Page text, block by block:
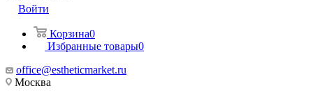
Войти
Корзина0
Избранные товары0
office@estheticmarket.ru
Москва